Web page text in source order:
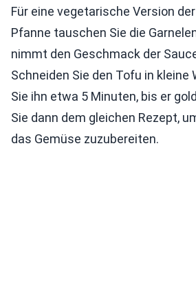
Für eine vegetarische Version
Pfanne tauschen Sie die
nimmt den Geschmack der
Schneiden Sie den Tofu in kleine
Sie ihn etwa 5 Minuten, bis er
Sie dann dem gleichen Rezept,
das Gemüse zuzubereiten.